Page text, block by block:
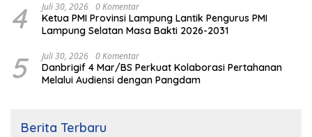
4 Juli 30, 2026 0 Komentar
Ketua PMI Provinsi Lampung Lantik Pengurus PMI
Lampung Selatan Masa Bakti 2026-2031
5 Juli 30, 2026 0 Komentar
Danbrigif 4 Mar/BS Perkuat Kolaborasi Pertahanan
Melalui Audiensi dengan Pangdam
Berita Terbaru